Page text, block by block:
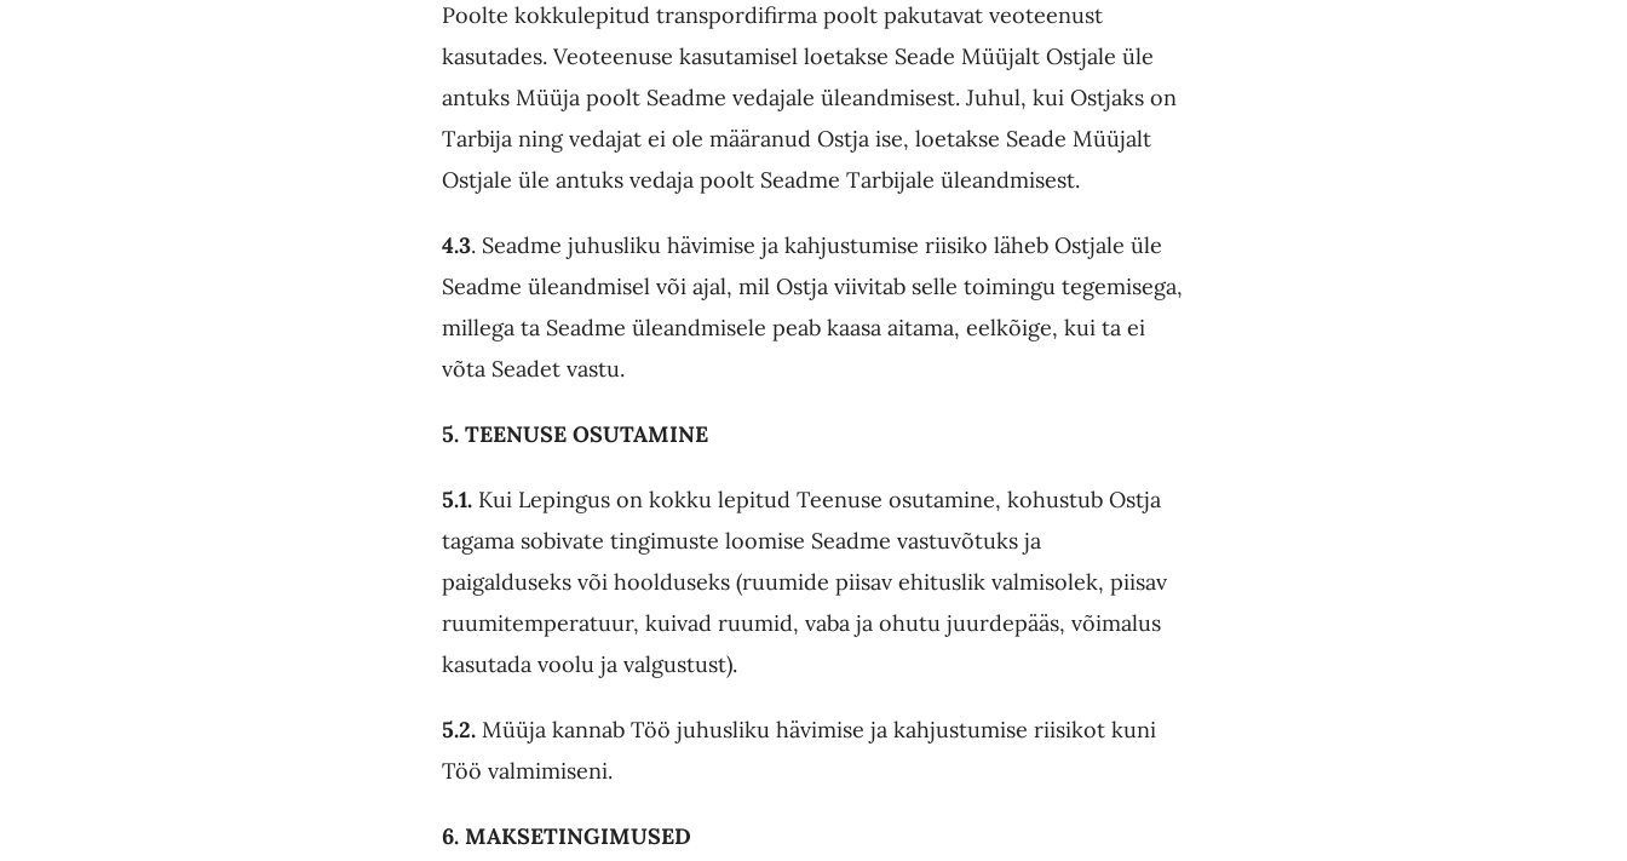
Poolte kokkulepitud transpordifirma poolt pakutavat veoteenust
kasutades. Veoteenuse kasutamisel loetakse Seade Müüjalt Ostjale üle
antuks Müüja poolt Seadme vedajale üleandmisest. Juhul, kui Ostjaks on
Tarbija ning vedajat ei ole määranud Ostja ise, loetakse Seade Müüjalt
Ostjale üle antuks vedaja poolt Seadme Tarbijale üleandmisest.
4.3. Seadme juhusliku hävimise ja kahjustumise riisiko läheb Ostjale üle
Seadme üleandmisel või ajal, mil Ostja viivitab selle toimingu tegemisega,
millega ta Seadme üleandmisele peab kaasa aitama, eelkõige, kui ta ei
võta Seadet vastu.
5. TEENUSE OSUTAMINE
5.1.Kui Lepingus on kokku lepitud Teenuse osutamine, kohustub Ostja
tagama sobivate tingimuste loomise Seadme vastuvõtuks ja
paigalduseks või hoolduseks (ruumide piisav ehituslik valmisolek, piisav
ruumitemperatuur, kuivad ruumid, vaba ja ohutu juurdepääs, võimalus
kasutada voolu ja valgustust).
5.2.Müüja kannab Töö juhusliku hävimise ja kahjustumise riisikot kuni
Töö valmimiseni.
6. MAKSETINGIMUSED